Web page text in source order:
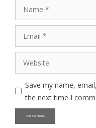
Website
Save my name,
the next time I